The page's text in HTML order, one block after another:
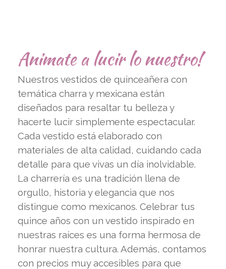
Animate a lucir lo nuestro!
Nuestros vestidos de quinceañera con
temática charra y mexicana están
diseñados para resaltar tu belleza y
hacerte lucir simplemente espectacular.
Cada vestido está elaborado con
materiales de alta calidad, cuidando cada
detalle para que vivas un día inolvidable.
La charrería es una tradición llena de
orgullo, historia y elegancia que nos
distingue como mexicanos. Celebrar tus
quince años con un vestido inspirado en
nuestras raíces es una forma hermosa de
honrar nuestra cultura. Además, contamos
con precios muy accesibles para que